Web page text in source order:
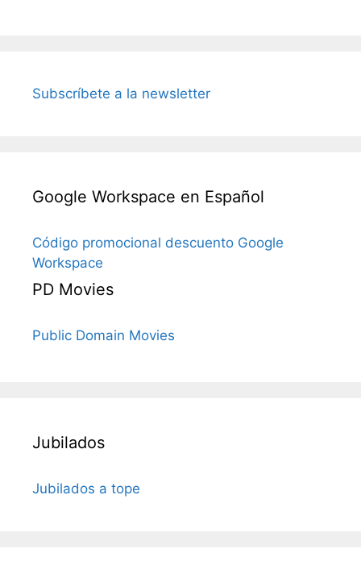
Subscríbete a la newsletter
Google Workspace en Español
Código promocional descuento Google
Workspace
PD Movies
Public Domain Movies
Jubilados
Jubilados a tope